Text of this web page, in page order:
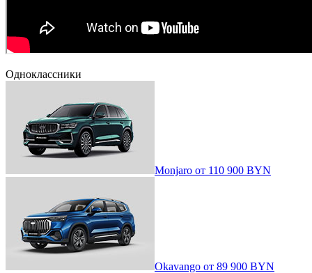
Одноклассники
Monjaro от 110 900 BYN
Okavango от 89 900 BYN